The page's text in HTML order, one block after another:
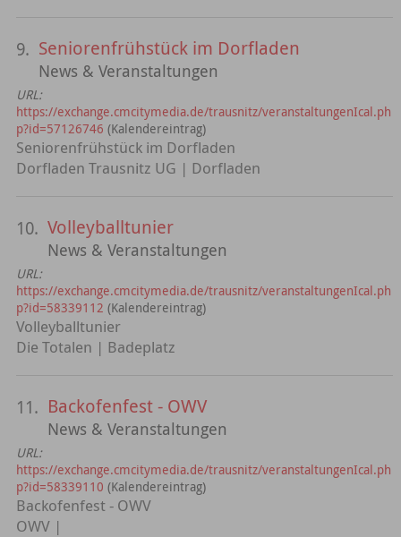
9. Seniorenfrühstück im Dorfladen
News & Veranstaltungen
URL:
https://exchange.cmcitymedia.de/trausnitz/veranstaltungenIcal.ph
p?id=57126746 (Kalendereintrag)
Seniorenfrühstück im Dorfladen
Dorfladen Trausnitz UG | Dorfladen
10. Volleyballtunier
News & Veranstaltungen
URL:
https://exchange.cmcitymedia.de/trausnitz/veranstaltungenIcal.ph
p?id=58339112 (Kalendereintrag)
Volleyballtunier
Die Totalen | Badeplatz
11. Backofenfest - OWV
News & Veranstaltungen
URL:
https://exchange.cmcitymedia.de/trausnitz/veranstaltungenIcal.ph
p?id=58339110 (Kalendereintrag)
Backofenfest - OWV
OWV |